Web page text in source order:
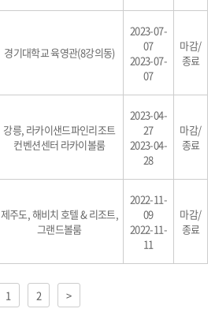
경기대학교 육영관(8강의동)
2023-07-
07
2023-07-
07
마감/
종료
강릉, 라카이샌드파인리조트
컨벤션센터 라카이볼룸
2023-04-
27
2023-04-
28
마감/
종료
제주도, 해비치 호텔 & 리조트,
그랜드볼룸
2022-11-
09
2022-11-
11
마감/
종료
1 2 >